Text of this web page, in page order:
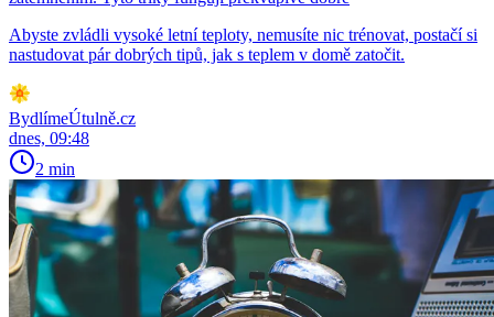
Abyste zvládli vysoké letní teploty, nemusíte nic trénovat, postačí si
nastudovat pár dobrých tipů, jak s teplem v domě zatočit.
BydlímeÚtulně.cz
dnes, 09:48
2 min